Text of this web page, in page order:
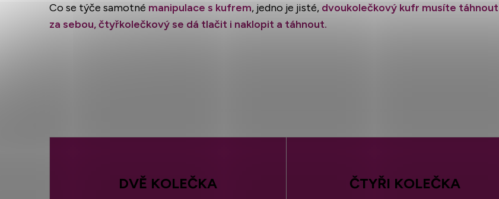
Co se týče samotné manipulace s kufrem, jedno je jisté, dvoukolečkový kufr musíte táhnout
za sebou, čtyřkolečkový se dá tlačit i naklopit a táhnout.
DVĚ KOLEČKA ČTYŘI KOLEČKA